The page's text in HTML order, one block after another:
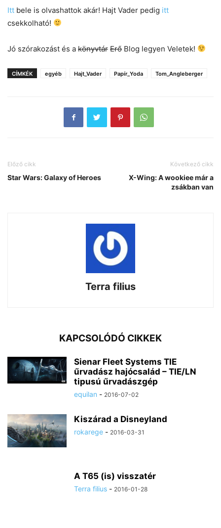
Itt bele is olvashattok akár! Hajt Vader pedig itt
csekkolható!
Jó szórakozást és a könyvtár Erő Blog legyen Veletek!
CÍMKÉK egyéb Hajt_Vader Papír_Yoda Tom_Angleberger
Előző cikk
Star Wars: Galaxy of Heroes
Következő cikk
X-Wing: A wookiee már a
zsákban van
Terra filius
KAPCSOLÓDÓ CIKKEK
Sienar Fleet Systems TIE
űrvadász hajócsalád – TIE/LN
tipusú űrvadászgép
equilan - 2016-07-02
Kiszárad a Disneyland
rokarege - 2016-03-31
A T65 (is) visszatér
Terra filius - 2016-01-28